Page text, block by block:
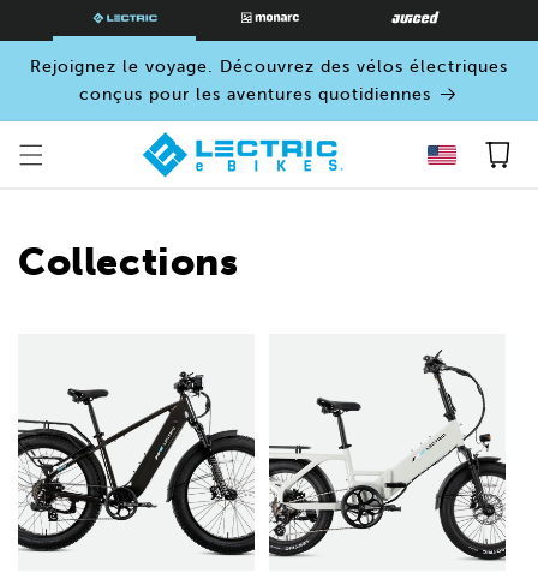
Rejoignez le voyage. Découvrez des vélos électriques
conçus pour les aventures quotidiennes
Panier
Collections